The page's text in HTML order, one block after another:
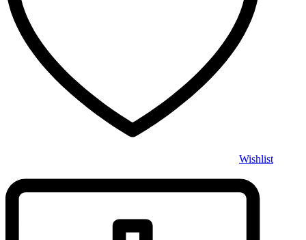
Wishlist